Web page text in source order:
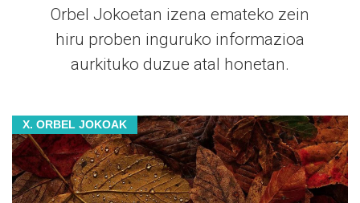
Orbel Jokoetan izena emateko zein
hiru proben inguruko informazioa
aurkituko duzue atal honetan.
X. ORBEL JOKOAK